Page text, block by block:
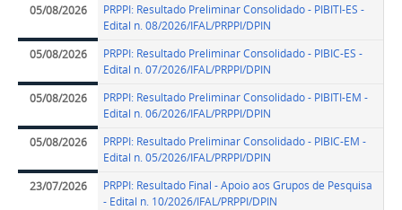
05/08/2026
PRPPI: Resultado Preliminar Consolidado - PIBITI-ES -
Edital n. 08/2026/IFAL/PRPPI/DPIN
05/08/2026
PRPPI: Resultado Preliminar Consolidado - PIBIC-ES -
Edital n. 07/2026/IFAL/PRPPI/DPIN
05/08/2026
PRPPI: Resultado Preliminar Consolidado - PIBITI-EM -
Edital n. 06/2026/IFAL/PRPPI/DPIN
05/08/2026
PRPPI: Resultado Preliminar Consolidado - PIBIC-EM -
Edital n. 05/2026/IFAL/PRPPI/DPIN
23/07/2026
PRPPI: Resultado Final - Apoio aos Grupos de Pesquisa
- Edital n. 10/2026/IFAL/PRPPI/DPIN